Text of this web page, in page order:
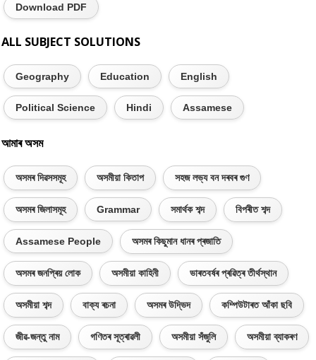
Download PDF
ALL SUBJECT SOLUTIONS
Geography Education English
Political Science Hindi Assamese
আমাৰ অসম
অসমৰ দিৱসসমূহ অসমীয়া কিতাপ সহজ লভ্য বন দৰবৰ গুণ
অসমৰ জিলাসমূহ Grammar সমাৰ্থক শব্দ বিপৰীত শব্দ
Assamese People অসমৰ কিছুমান ধানৰ প্ৰজাতি
অসমৰ জনপ্ৰিয় লোক অসমীয়া কাহিনী ভাৰতবৰ্ষৰ প্ৰৱিত্ৰ তীৰ্থস্থান
অসমীয়া শব্দ বাক্য ৰচনা অসমৰ উদ্ভিদ কম্পিউটাৰত আঁকা ছবি
জীৱ-জন্তু নাম গণিতৰ সূত্ৰাৱলী অসমীয়া সঁজুলি অসমীয়া ব্যাকৰণ